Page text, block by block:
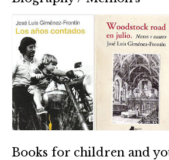
Books for children and